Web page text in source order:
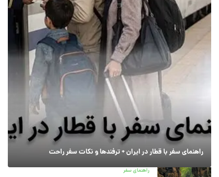
راهنمای سفر با قطار در ایران + ترفندها و نکات سفر راحت
راهنمای سفر